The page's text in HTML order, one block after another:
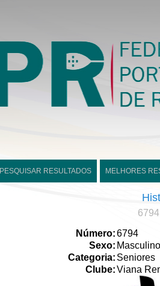
PESQUISAR RESULTADOS MELHORES
Número:6794
Sexo: Masculino
Categoria: Seniores
Clube:Viana